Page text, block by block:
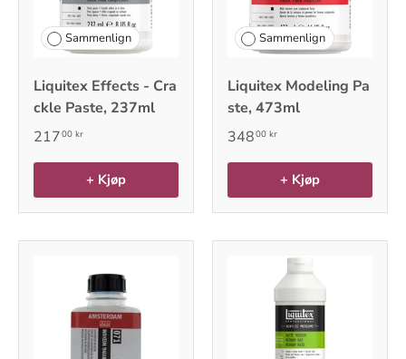
Sammenlign
Liquitex Effects - Cra
ckle Paste, 237ml
21700 kr
+ Kjøp
Sammenlign
Liquitex Modeling Pa
ste, 473ml
34800 kr
+ Kjøp